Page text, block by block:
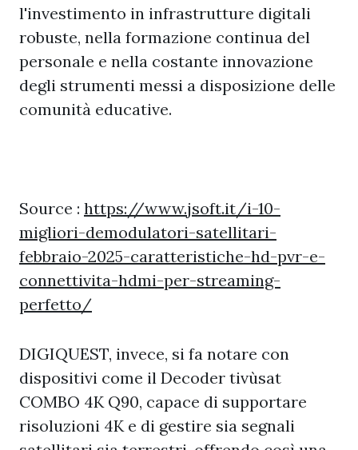
l'investimento in infrastrutture digitali
robuste, nella formazione continua del
personale e nella costante innovazione
degli strumenti messi a disposizione delle
comunità educative.
Source : https://www.jsoft.it/i-10-
migliori-demodulatori-satellitari-
febbraio-2025-caratteristiche-hd-pvr-e-
connettivita-hdmi-per-streaming-
perfetto/
DIGIQUEST, invece, si fa notare con
dispositivi come il Decoder tivùsat
COMBO 4K Q90, capace di supportare
risoluzioni 4K e di gestire sia segnali